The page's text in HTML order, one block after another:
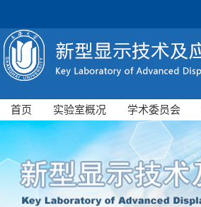
首页 实验室概况 学术委员会